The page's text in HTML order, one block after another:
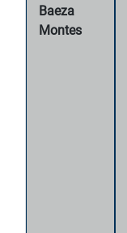
Baeza
Montes